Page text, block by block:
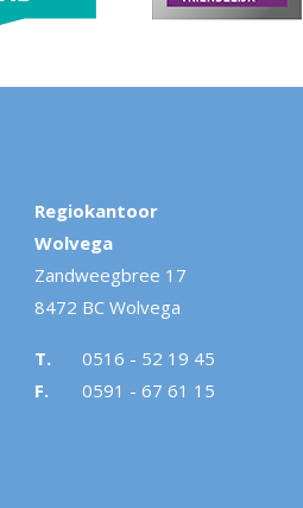
Regiokantoor
Wolvega
Zandweegbree 17
8472 BC Wolvega
T.
0516 - 52 19 45
F.
0591 - 67 61 15